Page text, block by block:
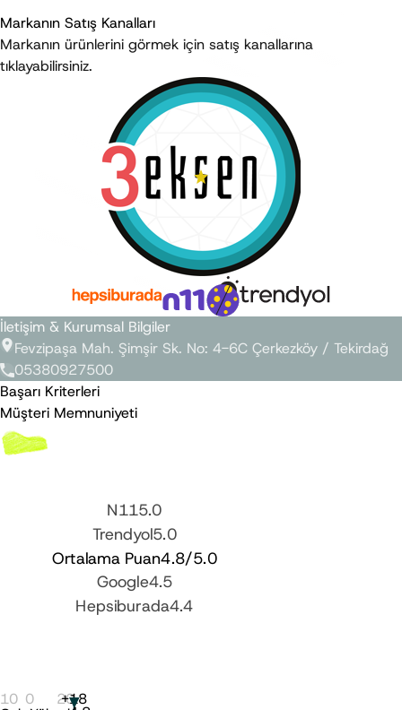
Markanın Satış Kanalları
Markanın ürünlerini görmek için satış kanallarına
tıklayabilirsiniz.
İletişim & Kurumsal Bilgiler
Fevzipaşa Mah. Şimşir Sk. No: 4-6C Çerkezköy / Tekirdağ
05380927500
Başarı Kriterleri
Müşteri Memnuniyeti
N115.0
Trendyol5.0
Ortalama Puan4.8/5.0
Google4.5
Hepsiburada4.4
10 0 20
+18